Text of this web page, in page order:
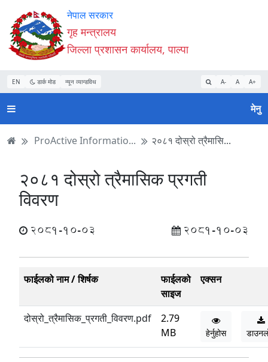
Accessibility
Mode
सुरु
गर्नुहोस्
सामाग्री
पढ्नुहाेस्
नेभिगेसन
पढ्नुहाेस्
वेबसाइट
खोजमा
जानुहोस्
नेपाल सरकार
गृह मन्त्रालय
जिल्ला प्रशासन कार्यालय, पाल्पा
EN डार्क मोड न्यून व्यान्डविथ A- A A+
मेनु
ProActive Informatio... २०८१ दोस्रो त्रैमासि...
२०८१ दोस्रो त्रैमासिक प्रगती
विवरण
2081-10-03 2081-10-03
फाईलको नाम / शिर्षक
फाईलको
साइज
एक्सन
दोस्रो_त्रैमासिक_प्रगती_विवरण.pdf
2.79
MB
हेर्नुहोस